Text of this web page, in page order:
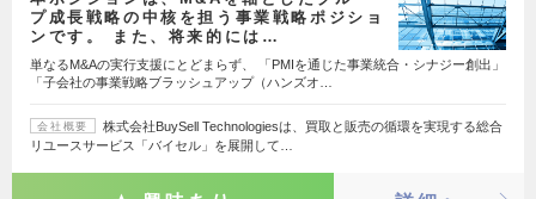
プ成長戦略の中核を担う事業戦略ポジショ
ンです。 また、将来的には…
単なるM&Aの実行支援にとどまらず、 「PMIを通じた事業統合・シナジー創出」
「子会社の事業戦略ブラッシュアップ（ハンズオ…
会社概要
株式会社BuySell Technologiesは、買取と販売の循環を実現する総合
リユースサービス「バイセル」を展開して…